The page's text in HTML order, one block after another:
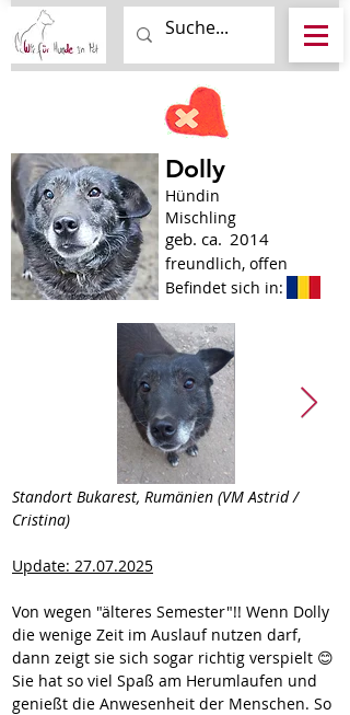
Dolly
Hündin
Mischling
geb. ca. 2014
freundlich, offen
Befindet sich in:
Standort Bukarest, Rumänien (VM Astrid /
Cristina)
Update: 27.07.2025
Von wegen "älteres Semester"!! Wenn Dolly
die wenige Zeit im Auslauf nutzen darf,
dann zeigt sie sich sogar richtig verspielt 😊
Sie hat so viel Spaß am Herumlaufen und
genießt die Anwesenheit der Menschen. So